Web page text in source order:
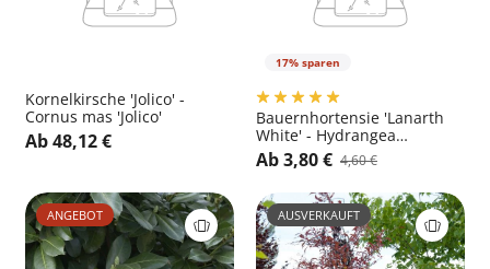
Kornelkirsche 'Jolico' -
Cornus mas 'Jolico'
Ab 48,12 €
17% sparen
Bauernhortensie 'Lanarth
White' - Hydrangea
macrophylla 'Lanarth White'
Ab 3,80 € 4,60 €
ANGEBOT AUSVERKAUFT